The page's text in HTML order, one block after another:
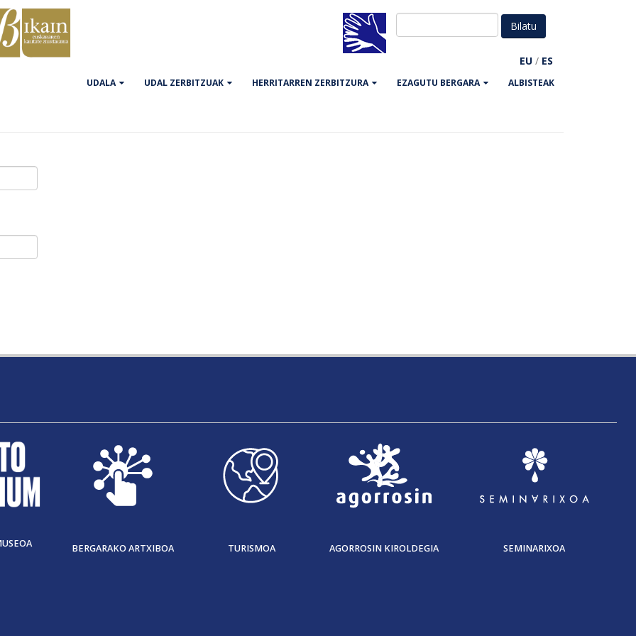
EU / ES
UDALA UDAL ZERBITZUAK HERRITARREN ZERBITZURA EZAGUTU BERGARA ALBISTEAK
BERGARAKO ARTXIBOA TURISMOA AGORROSIN KIROLDEGIA SEMINARIXOA